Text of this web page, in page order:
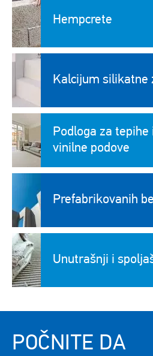
Hempcrete
Kalcijum silikatne
Podloga za tepihe
vinilne podove
Prefabrikovanih
Unutrašnji i
POČNITE DA